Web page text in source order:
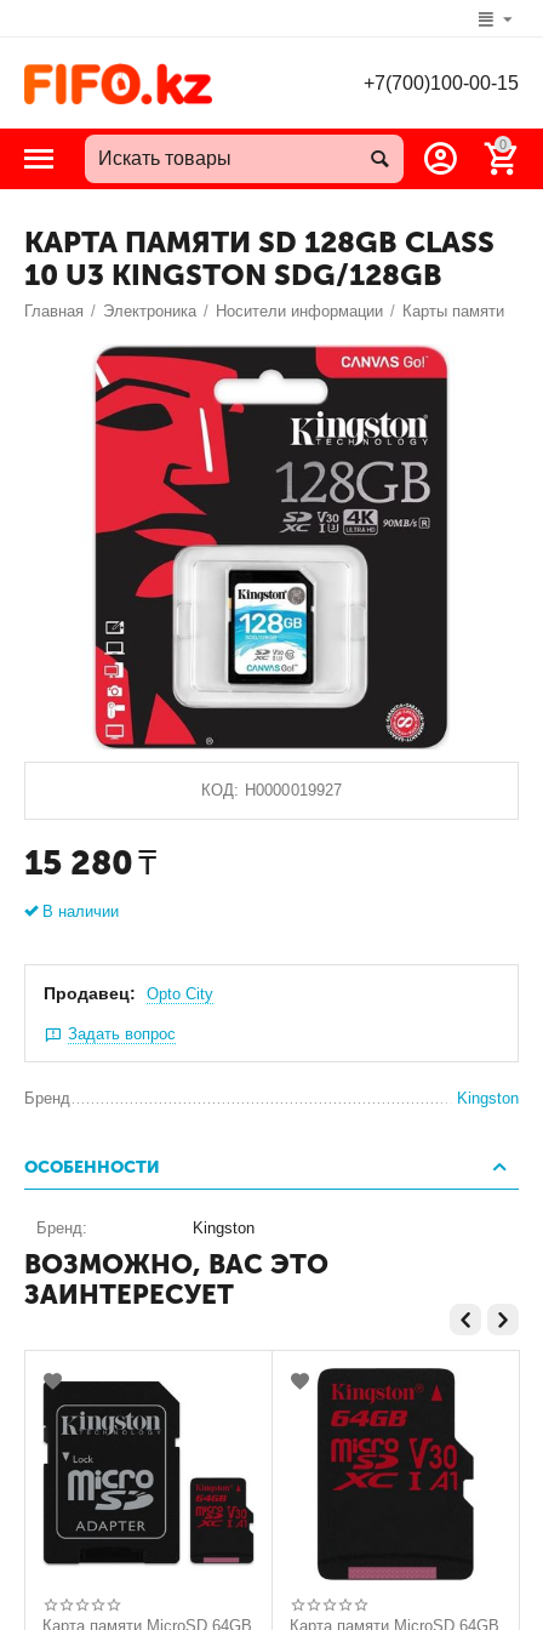
+7(700)100-00-15
0
КАРТА ПАМЯТИ SD 128GB CLASS
10 U3 KINGSTON SDG/128GB
Главная / Электроника / Носители информации / Карты памяти
КОД: Н0000019927
15 280 ₸
В наличии
Продавец: Оpto City
Задать вопрос
Бренд Kingston
ОСОБЕННОСТИ
Бренд: Kingston
ВОЗМОЖНО, ВАС ЭТО
ЗАИНТЕРЕСУЕТ
Карта памяти MicroSD 64GB Карта памяти MicroSD 64GB